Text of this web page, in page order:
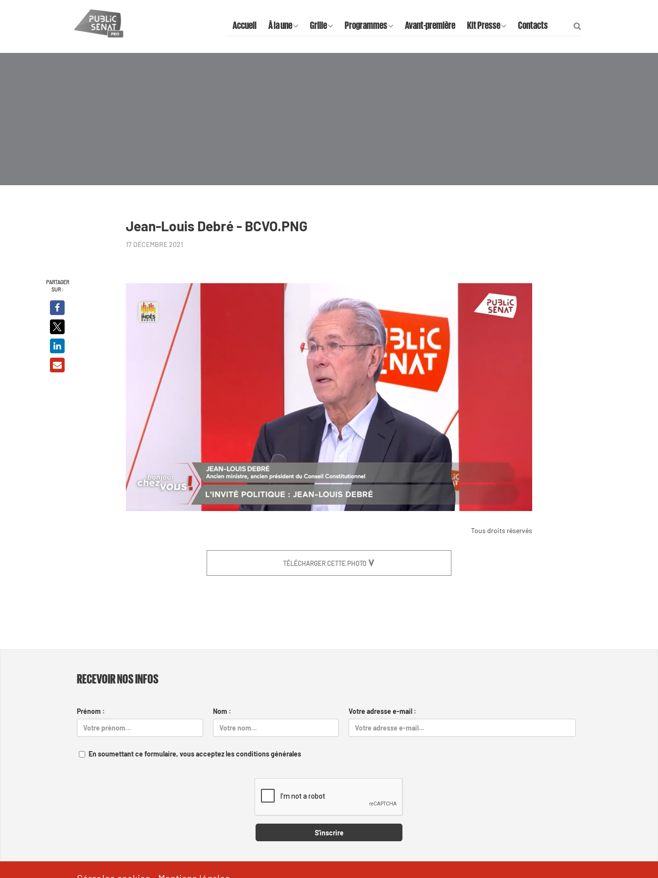
Accueil À la une Grille Programmes Avant-première Kit Presse Contacts
Jean-Louis Debré - BCVO.PNG
17 DÉCEMBRE 2021
PARTAGER
SUR :
Tous droits réservés
TÉLÉCHARGER CETTE PHOTO
RECEVOIR NOS INFOS
Prénom : Nom : Votre adresse e-mail :
En soumettant ce formulaire, vous acceptez les conditions générales
S'inscrire